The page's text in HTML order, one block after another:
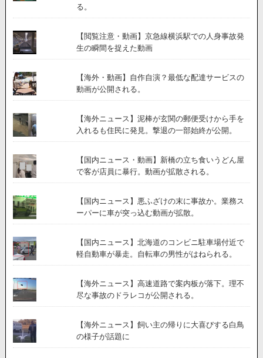
る。
【閲覧注意・動画】京急線横浜駅での人身事故発
生の瞬間を捉えた動画
【海外・動画】自作自演？最低な配達サービスの
動画が公開される。
【海外ニュース】泥棒が玄関の郵便受けから手を
入れるも住民に発見。撃退の一部始終が公開。
【国内ニュース・動画】新橋の立ち食いうどん屋
で客が店員に暴行。動画が拡散される。
【国内ニュース】悪ふざけの末に事故か。業務ス
ーパーに車が突っ込む動画が拡散。
【国内ニュース】北海道のコンビニ駐車場付近で
軽自動車が暴走。自転車の男性がはねられる。
【海外ニュース】高速道路で案内板が落下。理不
尽な事故のドラレコが公開される。
【海外ニュース】飼い主の帰りに大喜びする白鳥
の様子が話題に